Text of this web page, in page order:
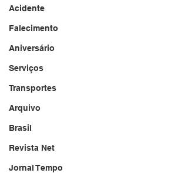
Acidente
Falecimento
Aniversário
Serviços
Transportes
Arquivo
Brasil
Revista Net
Jornal Tempo